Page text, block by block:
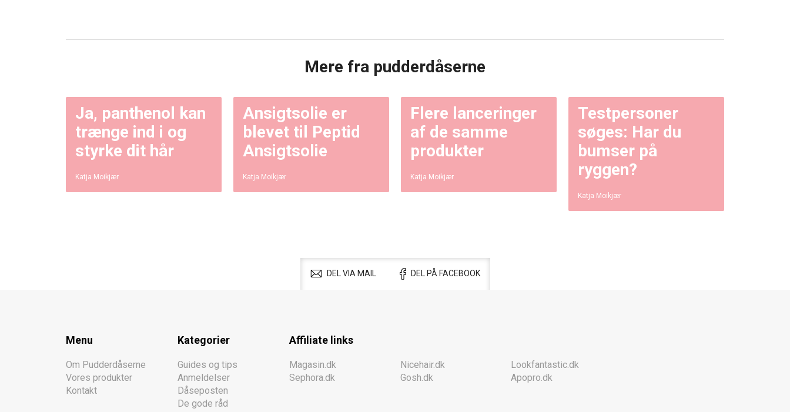
Mere fra pudderdåserne
Ja, panthenol kan
trænge ind i og
styrke dit hår
Katja Moikjær
Ansigtsolie er
blevet til Peptid
Ansigtsolie
Katja Moikjær
Flere lanceringer
af de samme
produkter
Katja Moikjær
Testpersoner
søges: Har du
bumser på
ryggen?
Katja Moikjær
DEL VIA MAIL DEL PÅ FACEBOOK
Menu
Om Pudderdåserne
Vores produkter
Kontakt
Kategorier
Guides og tips
Anmeldelser
Dåseposten
De gode råd
Affiliate links
Magasin.dk
Sephora.dk
Nicehair.dk
Gosh.dk
Lookfantastic.dk
Apopro.dk